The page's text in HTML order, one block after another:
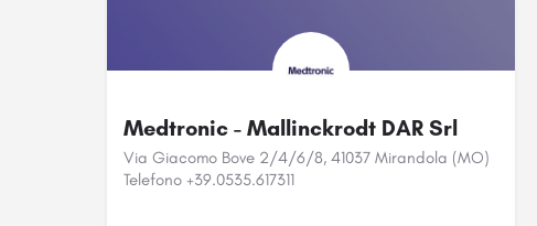
Medtronic - Mallinckrodt DAR Srl
Via Giacomo Bove 2/4/6/8, 41037 Mirandola (MO)
Telefono +39.0535.617311